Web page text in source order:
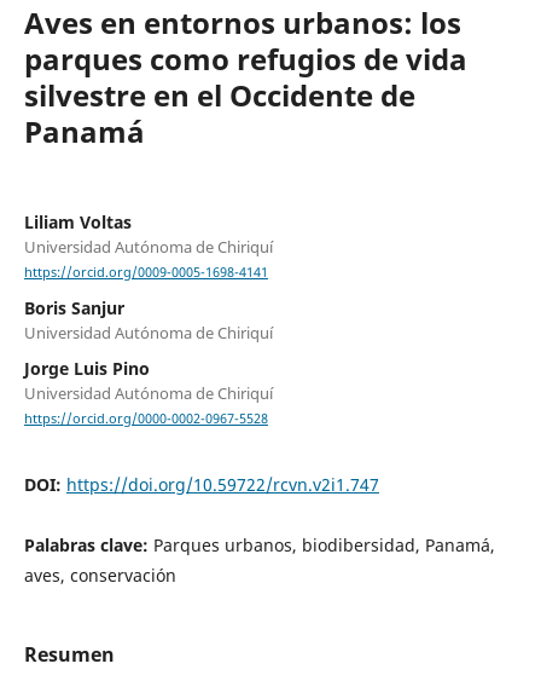
Aves en entornos urbanos: los
parques como refugios de vida
silvestre en el Occidente de
Panamá
Liliam Voltas
Universidad Autónoma de Chiriquí
https://orcid.org/0009-0005-1698-4141
Boris Sanjur
Universidad Autónoma de Chiriquí
Jorge Luis Pino
Universidad Autónoma de Chiriquí
https://orcid.org/0000-0002-0967-5528
DOI: https://doi.org/10.59722/rcvn.v2i1.747
Palabras clave: Parques urbanos, biodibersidad, Panamá,
aves, conservación
Resumen